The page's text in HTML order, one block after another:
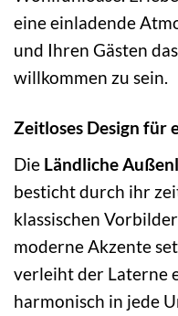
eine einladende
und Ihren Gästen
willkommen zu sein.
Zeitloses Design für
Die Ländliche
besticht durch ihr
klassischen
moderne Akzente
verleiht der Laterne
harmonisch in jede